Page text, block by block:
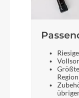
Region